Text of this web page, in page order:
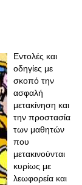
Εντολές και
οδηγίες με
σκοπό την
ασφαλή
μετακίνηση και
την προστασία
των μαθητών
που
μετακινούνται
κυρίως με
λεωφορεία και